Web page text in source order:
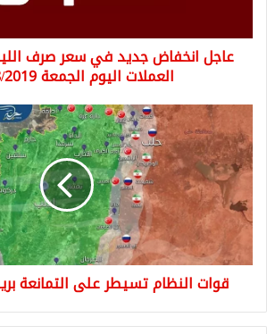
مقابل
العملات
30/8/2019م.
عاجل انخفاض جديد في سعر صرف
العملات اليوم الجمعة 30/8/2019م.
النظام
تسيطر
على
التمانعة
بريف
إدلب
بالكامل
قوات النظام تسيطر على التمانعة